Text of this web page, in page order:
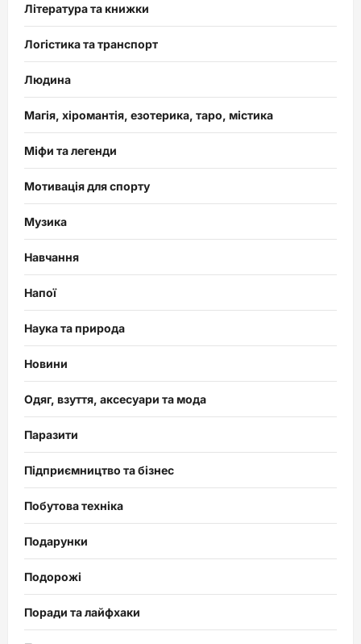
Література та книжки
Логістика та транспорт
Людина
Магія, хіромантія, езотерика, таро, містика
Міфи та легенди
Мотивація для спорту
Музика
Навчання
Напої
Наука та природа
Новини
Одяг, взуття, аксесуари та мода
Паразити
Підприємництво та бізнес
Побутова техніка
Подарунки
Подорожі
Поради та лайфхаки